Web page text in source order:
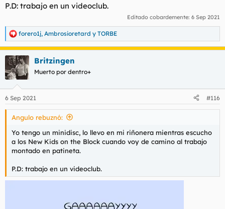
P.D: trabajo en un videoclub.
Editado cobardemente: 6 Sep 2021
R
e
c
c
i
e
s
forero1j, Ambrosioretard y TORBE
Britzingen
Muerto por dentro+
6 Sep 2021 #116
Angulo rebuznó:
Yo tengo un minidisc, lo llevo en mi riñonera mientras escucho
a los New Kids on the Block cuando voy de camino al trabajo
montado en patineta.
P.D: trabajo en un videoclub.